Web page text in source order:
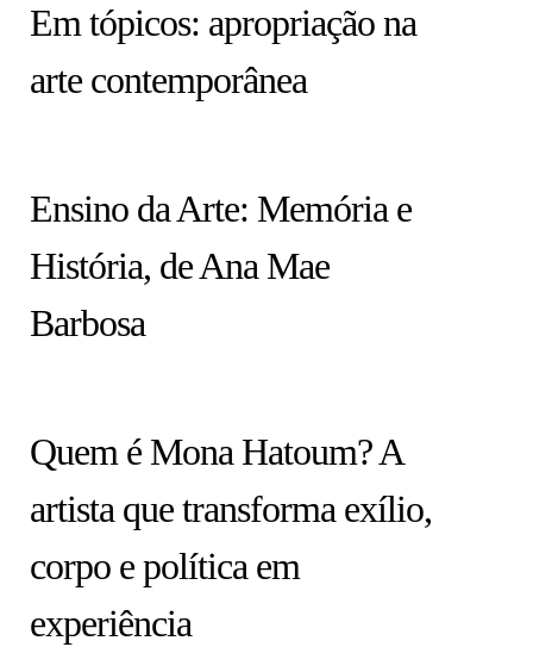
Em tópicos: apropriação na
arte contemporânea
Ensino da Arte: Memória e
História, de Ana Mae
Barbosa
Quem é Mona Hatoum? A
artista que transforma exílio,
corpo e política em
experiência